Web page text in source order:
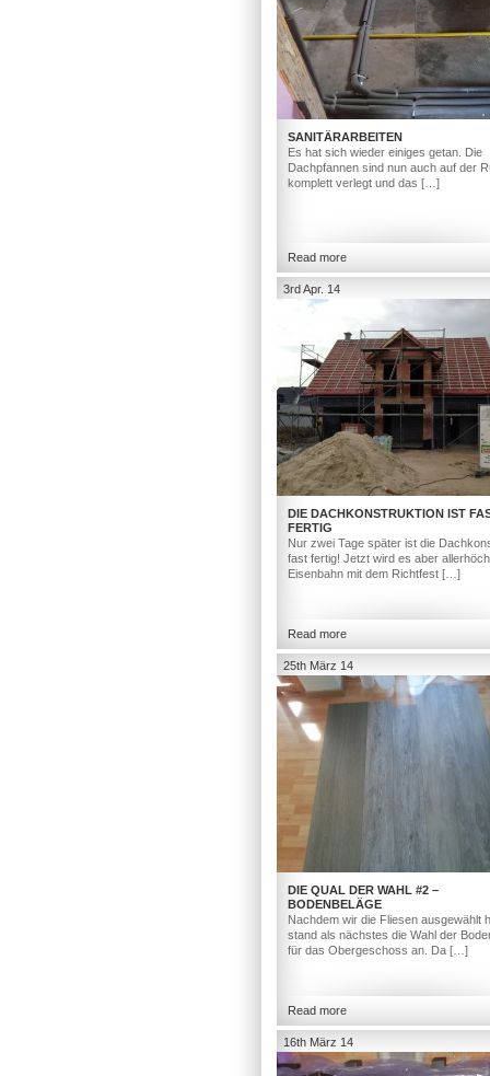
SANITÄRARBEITEN
Es hat sich wieder einiges getan. Die
Dachpfannen sind nun auch auf der
komplett verlegt und das […]
Read more
3rd Apr. 14
DIE DACHKONSTRUKTION IST
FERTIG
Nur zwei Tage später ist die
fast fertig! Jetzt wird es aber
Eisenbahn mit dem Richtfest […]
Read more
25th März 14
DIE QUAL DER WAHL #2 –
BODENBELÄGE
Nachdem wir die Fliesen ausgewählt
stand als nächstes die Wahl der
für das Obergeschoss an. Da […]
Read more
16th März 14